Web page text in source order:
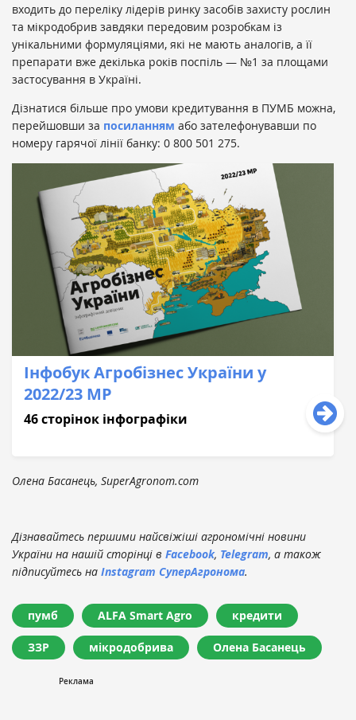
входить до переліку лідерів ринку засобів захисту рослин
та мікродобрив завдяки передовим розробкам із
унікальними формуляціями, які не мають аналогів, а її
препарати вже декілька років поспіль — №1 за площами
застосування в Україні.
Дізнатися більше про умови кредитування в ПУМБ можна,
перейшовши за посиланням або зателефонувавши по
номеру гарячої лінії банку: 0 800 501 275.
Інфобук Агробізнес України у
2022/23 МР
46 сторінок інфографіки
Олена Басанець, SuperAgronom.com
Дізнавайтесь першими найсвіжіші агрономічні новини
України на нашій сторінці в Facebook, Telegram, а також
підписуйтесь на Instagram СуперАгронома.
пумб ALFA Smart Agro кредити
ЗЗР мікродобрива Олена Басанець